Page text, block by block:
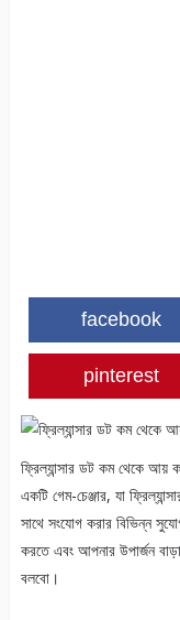
facebook
pinterest
ফ্রিল্যান্সার ডট কম থেকে আয়
একটি গেম-চেঞ্জার, যা
সাথে সংযোগ করার বিভিন্ন
করতে এবং আপনার উপার্জন
বলবো।